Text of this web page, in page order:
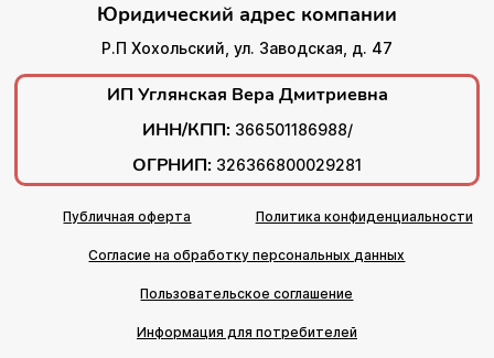
Юридический адрес компании
Р.П Хохольский, ул. Заводская, д. 47
ИП Углянская Вера Дмитриевна
ИНН/КПП: 366501186988/
ОГРНИП: 326366800029281
Публичная оферта Политика конфиденциальности
Согласие на обработку персональных данных
Пользовательское соглашение
Информация для потребителей